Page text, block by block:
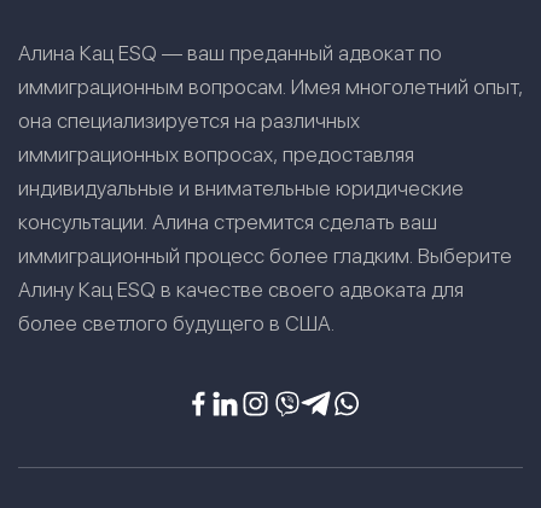
Алина Кац ESQ — ваш преданный адвокат по
иммиграционным вопросам. Имея многолетний опыт,
она специализируется на различных
иммиграционных вопросах, предоставляя
индивидуальные и внимательные юридические
консультации. Алина стремится сделать ваш
иммиграционный процесс более гладким. Выберите
Алину Кац ESQ в качестве своего адвоката для
более светлого будущего в США.